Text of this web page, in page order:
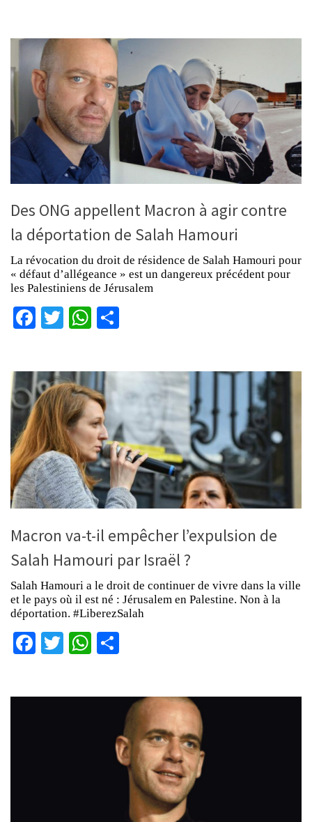
Des ONG appellent Macron à agir contre
la déportation de Salah Hamouri
La révocation du droit de résidence de Salah Hamouri pour
« défaut d’allégeance » est un dangereux précédent pour
les Palestiniens de Jérusalem
Facebook
TwitterWhatsApp
Macron va-t-il empêcher l’expulsion de
Salah Hamouri par Israël ?
Salah Hamouri a le droit de continuer de vivre dans la ville
et le pays où il est né : Jérusalem en Palestine. Non à la
déportation. #LiberezSalah
Facebook
TwitterWhatsApp